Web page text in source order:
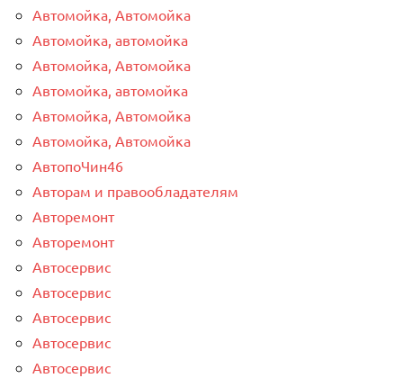
Автомойка, Автомойка
Автомойка, автомойка
Автомойка, Автомойка
Автомойка, автомойка
Автомойка, Автомойка
Автомойка, Автомойка
АвтопоЧин46
Авторам и правообладателям
Авторемонт
Авторемонт
Автосервис
Автосервис
Автосервис
Автосервис
Автосервис